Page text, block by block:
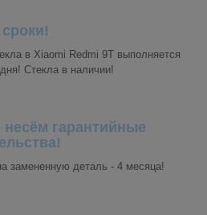
в Xiaomi Redmi 9T выполняется
Стекла в наличии!
несём гарантийные
замененную деталь - 4 месяца!